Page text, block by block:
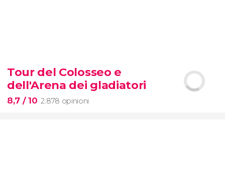
Tour del Colosseo e
dell'Arena dei gladiatori
8,7 / 10 2.878 opinioni